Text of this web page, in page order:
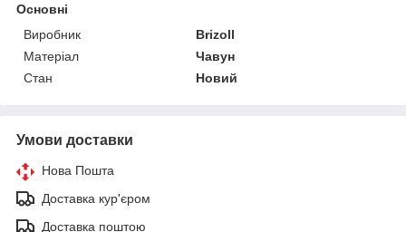
Основні
Виробник
Brizoll
Матеріал
Чавун
Стан
Новий
Умови доставки
Нова Пошта
Доставка кур'єром
Доставка поштою